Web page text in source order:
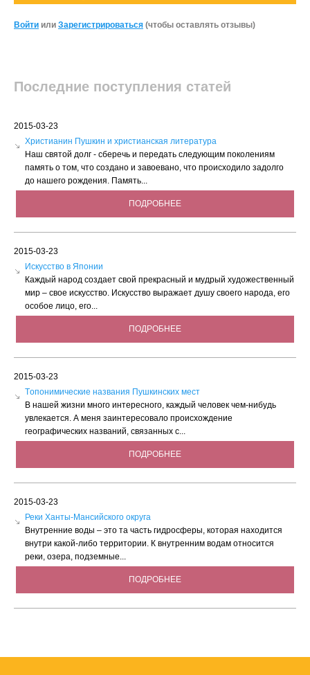
Войти или Зарегистрироваться (чтобы оставлять отзывы)
Последние поступления статей
2015-03-23
Христианин Пушкин и христианская литература
Наш святой долг - сберечь и передать следующим поколениям
память о том, что создано и завоевано, что происходило задолго
до нашего рождения. Память...
ПОДРОБНЕЕ
2015-03-23
Искусство в Японии
Каждый народ создает свой прекрасный и мудрый художественный
мир – свое искусство. Искусство выражает душу своего народа, его
особое лицо, его...
ПОДРОБНЕЕ
2015-03-23
Tопонимические названия Пушкинских мест
В нашей жизни много интересного, каждый человек чем-нибудь
увлекается. А меня заинтересовало происхождение
географических названий, связанных с...
ПОДРОБНЕЕ
2015-03-23
Реки Ханты-Мансийского округа
Внутренние воды – это та часть гидросферы, которая находится
внутри какой-либо территории. К внутренним водам относится
реки, озера, подземные...
ПОДРОБНЕЕ